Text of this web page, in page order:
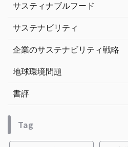
サスティナブルフード
サステナビリティ
企業のサステナビリティ戦略
地球環境問題
書評
Tag